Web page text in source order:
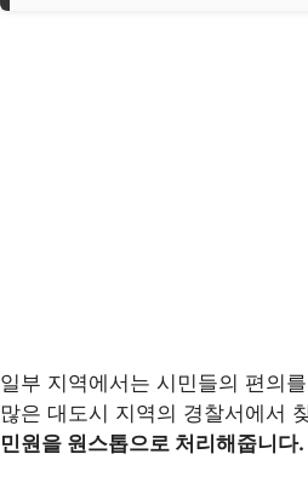
일부 지역에서는 시민들의 편의
많은 대도시 지역의 경찰서에서
민원을 원스톱으로 처리해줍니다.